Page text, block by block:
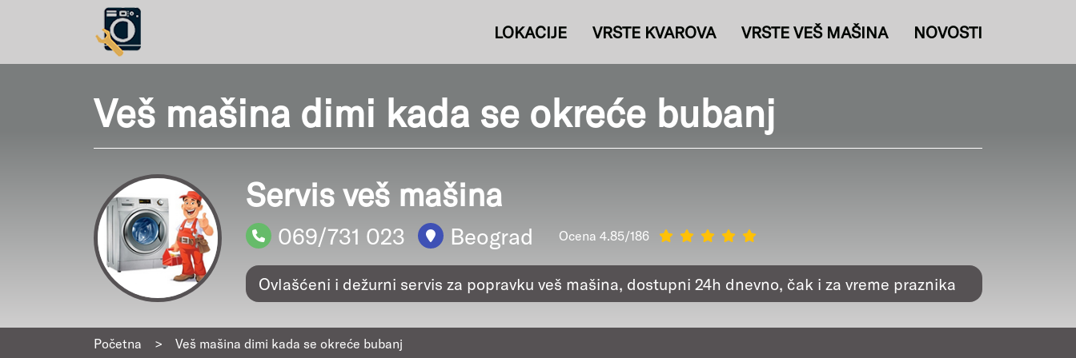
LOKACIJE VRSTE KVAROVA VRSTE VEŠ MAŠINA NOVOSTI
Veš mašina dimi kada se okreće bubanj
Servis veš mašina
069/731 023 Beograd Ocena 4.85/186
Ovlašćeni i dežurni servis za popravku veš mašina, dostupni 24h dnevno, čak i za vreme praznika
Početna > Veš mašina dimi kada se okreće bubanj